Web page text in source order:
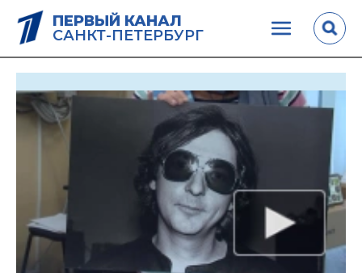
ПЕРВЫЙ КАНАЛ
САНКТ-ПЕТЕРБУРГ